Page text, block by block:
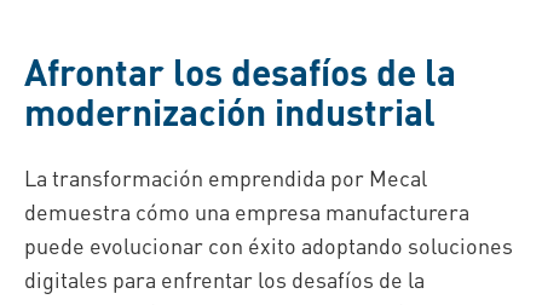
Afrontar los desafíos de la
modernización industrial
La transformación emprendida por Mecal
demuestra cómo una empresa manufacturera
puede evolucionar con éxito adoptando soluciones
digitales para enfrentar los desafíos de la